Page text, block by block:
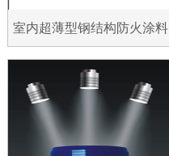
室内超薄型钢结构防火涂料